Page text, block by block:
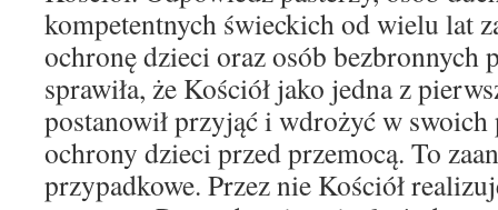
kompetentnych świeckich od wielu lat
ochronę dzieci oraz osób bezbronnych
sprawiła, że Kościół jako jedna z
postanowił przyjąć i wdrożyć w
ochrony dzieci przed przemocą. To
przypadkowe. Przez nie Kościół